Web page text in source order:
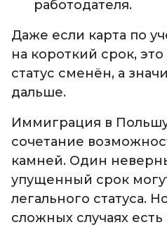
работодателя.
Даже если карта по
на короткий срок,
статус сменён, а
дальше.
Иммиграция в
сочетание
камней. Один
упущенный срок
легального статуса.
сложных случаях